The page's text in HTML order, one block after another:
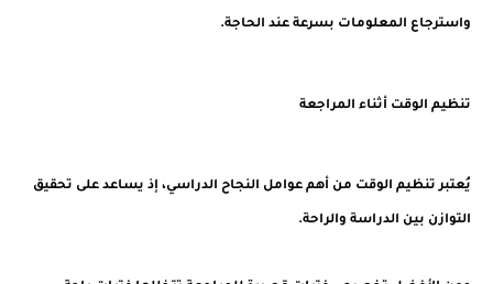
واسترجاع المعلومات بسرعة عند الحاجة.
تنظيم الوقت أثناء المراجعة
يُعتبر تنظيم الوقت من أهم عوامل النجاح الدراسي، إذ يساعد على تحقيق
التوازن بين الدراسة والراحة.